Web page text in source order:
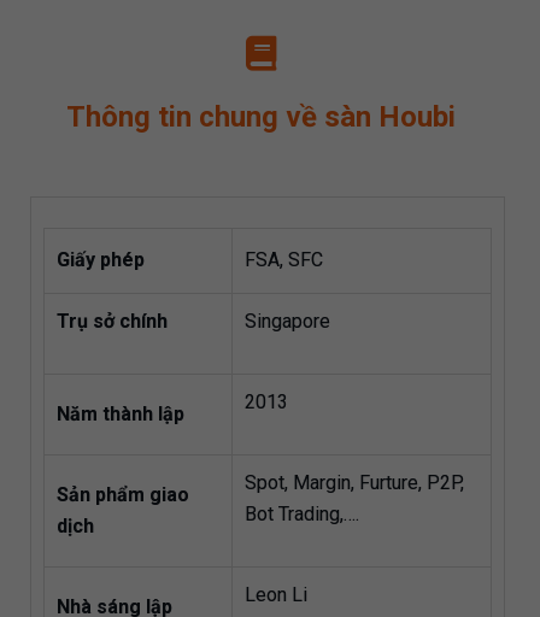
Thông tin chung về sàn Houbi
Giấy phép FSA, SFC
Trụ sở chính Singapore
Năm thành lập
2013
Sản phẩm giao
dịch
Spot, Margin, Furture, P2P,
Bot Trading,….
Nhà sáng lập
Leon Li